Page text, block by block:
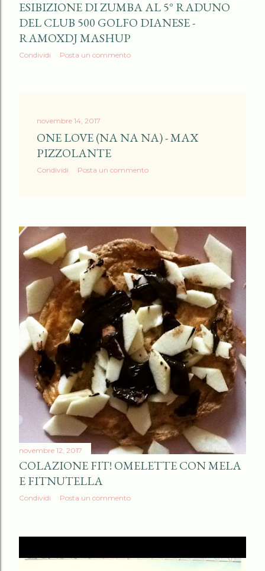
ESIBIZIONE DI ZUMBA AL 5° RADUNO
DEL CLUB 500 GOLFO DIANESE -
RAMOXDJ MASHUP
Condividi Posta un commento
novembre 14, 2017
ONE LOVE (NA NA NA) - MAX
PIZZOLANTE
Condividi Posta un commento
novembre 12, 2017
COLAZIONE FIT! OMELETTE CON MELA
E FITNUTELLA
Condividi Posta un commento